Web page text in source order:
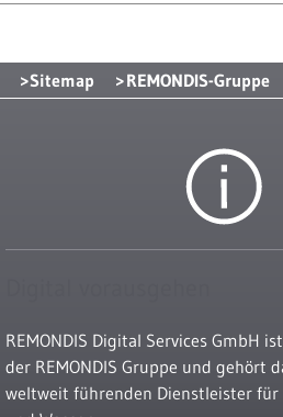
Sitemap REMONDIS-Gruppe
REMONDIS Digital Services GmbH
der REMONDIS Gruppe und gehört
weltweit führenden Dienstleister für